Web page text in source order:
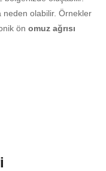
neden olabilir. Örnekler
ön omuz ağrısı